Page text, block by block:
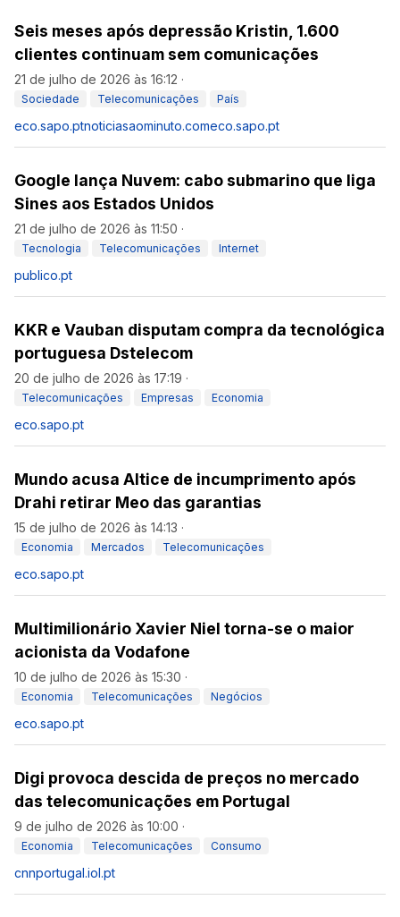
Seis meses após depressão Kristin, 1.600
clientes continuam sem comunicações
21 de julho de 2026 às 16:12 ·
Sociedade Telecomunicações País
eco.sapo.ptnoticiasaominuto.comeco.sapo.pt
Google lança Nuvem: cabo submarino que liga
Sines aos Estados Unidos
21 de julho de 2026 às 11:50 ·
Tecnologia Telecomunicações Internet
publico.pt
KKR e Vauban disputam compra da tecnológica
portuguesa Dstelecom
20 de julho de 2026 às 17:19 ·
Telecomunicações Empresas Economia
eco.sapo.pt
Mundo acusa Altice de incumprimento após
Drahi retirar Meo das garantias
15 de julho de 2026 às 14:13 ·
Economia Mercados Telecomunicações
eco.sapo.pt
Multimilionário Xavier Niel torna-se o maior
acionista da Vodafone
10 de julho de 2026 às 15:30 ·
Economia Telecomunicações Negócios
eco.sapo.pt
Digi provoca descida de preços no mercado
das telecomunicações em Portugal
9 de julho de 2026 às 10:00 ·
Economia Telecomunicações Consumo
cnnportugal.iol.pt